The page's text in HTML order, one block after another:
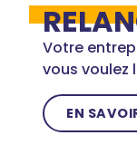
Votre
vous voulez
EN